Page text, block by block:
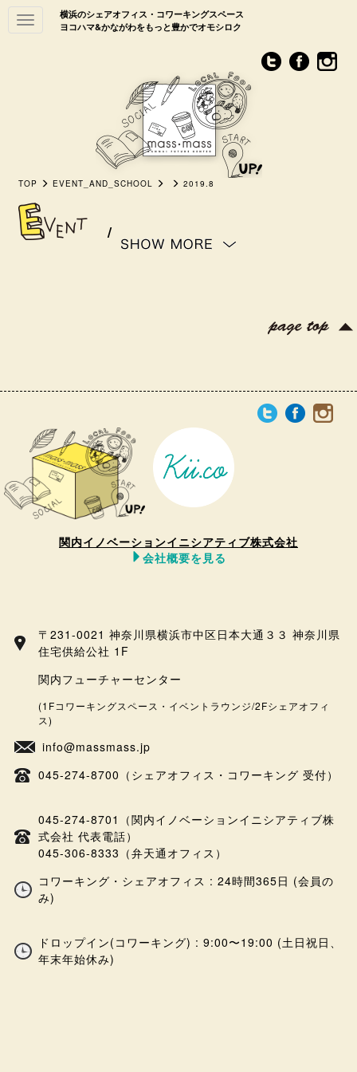
横浜のシェアオフィス・コワーキングスペース
ヨコハマ&かながわをもっと豊かでオモシロク
Toggle
navigation
TOP EVENT_AND_SCHOOL 2019.8
/
関内イノベーションイニシアティブ株式会社
会社概要を見る
〒231-0021 神奈川県横浜市中区日本大通３３ 神奈川県
住宅供給公社 1F
関内フューチャーセンター
(1Fコワーキングスペース・イベントラウンジ/2Fシェアオフィ
ス)
info@massmass.jp
045-274-8700（シェアオフィス・コワーキング 受付）
045-274-8701（関内イノベーションイニシアティブ株
式会社 代表電話）
045-306-8333（弁天通オフィス）
コワーキング・シェアオフィス : 24時間365日 (会員の
み)
ドロップイン(コワーキング) : 9:00〜19:00 (土日祝日、
年末年始休み)